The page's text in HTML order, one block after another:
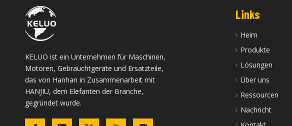
KELUO ist ein Unternehmen für Maschinen,
Motoren, Gebrauchtgeräte und Ersatzteile,
das von Hanhan in Zusammenarbeit mit
HANJIU, dem Elefanten der Branche,
gegründet wurde.
Links
Heim
Produkte
Lösungen
Über uns
Ressourcen
Nachricht